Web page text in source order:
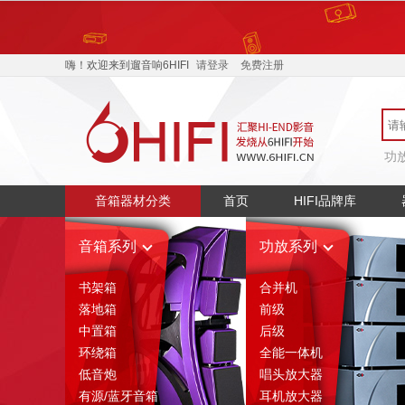
嗨！欢迎来到遛音响6HIFI 请登录 免费注册
功
音箱器材分类 首页 HIFI品牌库
音箱系列
书架箱
落地箱
中置箱
环绕箱
低音炮
有源/蓝牙音箱
功放系列
合并机
前级
后级
全能一体机
唱头放大器
耳机放大器
产品介